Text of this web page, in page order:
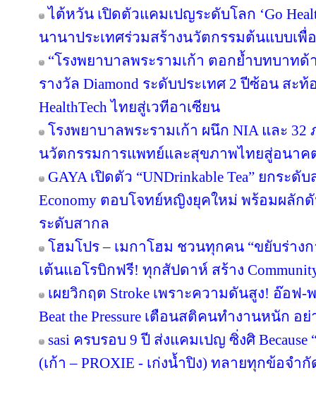
ไต้หวัน เปิดตัวแคมเปญระดับโลก ‘Go
นานาประเทศร่วมสร้างนวัตกรรมต้นแบบเ
“โรงพยาบาลพระรามเก้า ตอกย้ำบทบาทด้
รางวัล Diamond ระดับประเทศ 2 ปีซ้อน ส
HealthTech ไทยสู่เวทีอาเซียน
โรงพยาบาลพระรามเก้า ผนึก NIA และ
นวัตกรรมการแพทย์และสุขภาพไทยสู่อนาค
GAYA เปิดตัว “UNDrinkable Tea” ยกระดั
Economy ตอบโจทย์หญิงยุคใหม่ พร้อมผลัก
ระดับสากล
โฮมโปร – เมกาโฮม ชวนทุกคน “ขยับร่าง
เต้นแอโรบิกฟรี! ทุกสัปดาห์ สร้าง
เผยวิกฤต Stroke เพราะความดันสูง! อ๊อ
Beat the Pressure เตือนสติคนทำงานหนัก อ
sasi ครบรอบ 9 ปี ส่งแคมเปญ ซิ่งศิ Because
(เก้า – PROXIE - เก่งน้ำปิง) ทลายทุกข้อจำกั